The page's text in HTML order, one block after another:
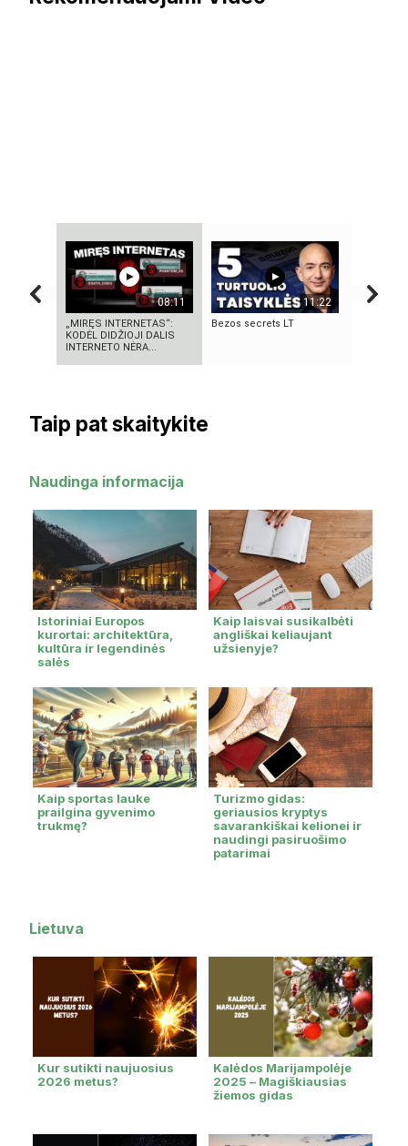
08:11
„MIRĘS INTERNETAS“:
KODĖL DIDŽIOJI DALIS
INTERNETO NĖRA...
11:22
Bezos secrets LT
Taip pat skaitykite
Naudinga informacija
Istoriniai Europos
kurortai: architektūra,
kultūra ir legendinės
salės
Kaip laisvai susikalbėti
angliškai keliaujant
užsienyje?
Kaip sportas lauke
prailgina gyvenimo
trukmę?
Turizmo gidas:
geriausios kryptys
savarankiškai kelionei ir
naudingi pasiruošimo
patarimai
Lietuva
Kur sutikti naujuosius
2026 metus?
Kalėdos Marijampolėje
2025 – Magiškiausias
žiemos gidas